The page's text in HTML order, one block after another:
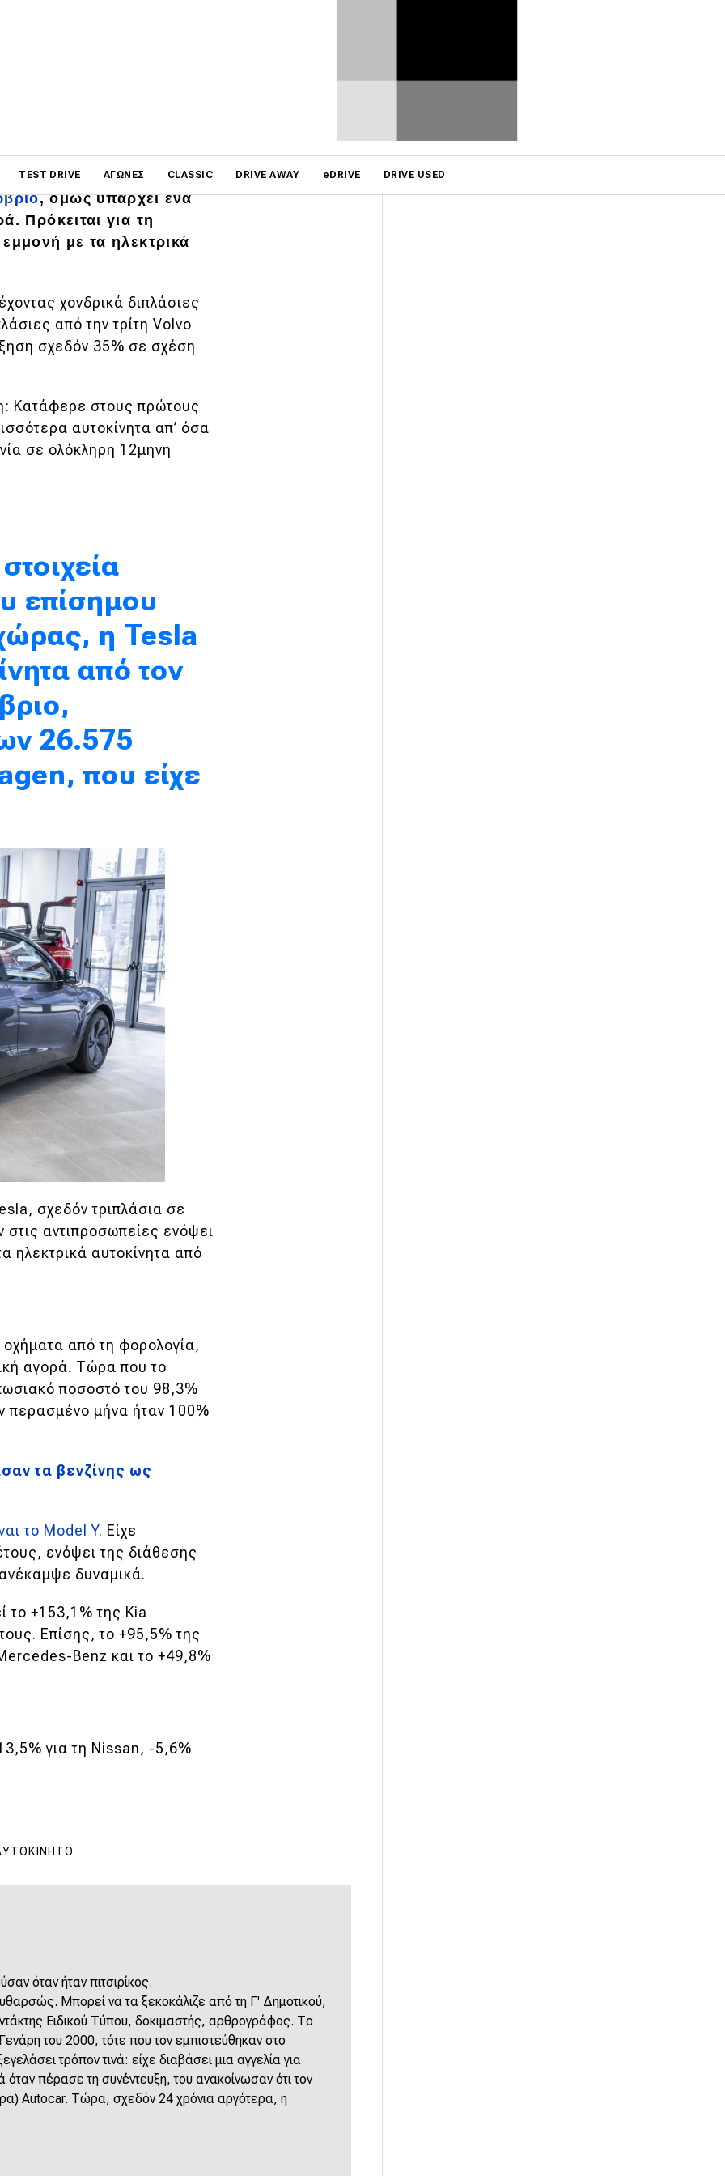
TEST DRIVE ΑΓΏΝΕΣ CLASSIC DRIVE AWAY eDRIVE DRIVE USED
στην Ευρώπη να
, όμως υπάρχει ένα
Πρόκειται για τη
με τα ηλεκτρικά
χονδρικά διπλάσιες
από την τρίτη Volvo
σχεδόν 35% σε σχέση
Κατάφερε στους πρώτους
αυτοκίνητα απ’ όσα
σε ολόκληρη 12μηνη
επίσημου
η Tesla
από τον
26.575
που είχε
σχεδόν τριπλάσια σε
αντιπροσωπείες ενόψει
ηλεκτρικά αυτοκίνητα από
από τη φορολογία,
αγορά. Τώρα που το
ποσοστό του 98,3%
περασμένο μήνα ήταν 100%
τα βενζίνης ως
το Model Y. Είχε
ενόψει της διάθεσης
δυναμικά.
το +153,1% της Kia
Επίσης, το +95,5% της
Benz και το +49,8%
για τη Nissan, -5,6%
όταν ήταν πιτσιρίκος.
Μπορεί να τα ξεκοκάλιζε από τη Γ' Δημοτικού,
Ειδικού Τύπου, δοκιμαστής, αρθρογράφος. Το
του 2000, τότε που τον εμπιστεύθηκαν στο
τρόπον τινά: είχε διαβάσει μια αγγελία για
πέρασε τη συνέντευξη, του ανακοίνωσαν ότι τον
Autocar. Τώρα, σχεδόν 24 χρόνια αργότερα, η